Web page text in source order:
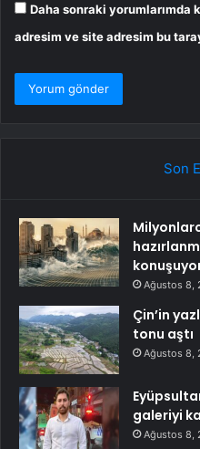
Daha sonraki yorumlarımda
adresim ve site adresim bu
Son
Ağustos 8,
Çin’in
tonu aştı
Ağustos 8,
galeriyi
Ağustos 8,